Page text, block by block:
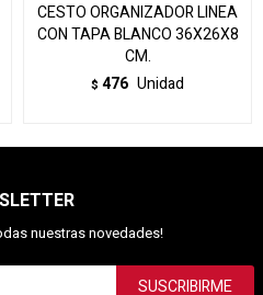
CESTO ORGANIZADOR LINEA
CON TAPA BLANCO 36X26X8
CM.
$ 476 Unidad
nuestras novedades!
SUSCRIBIRME